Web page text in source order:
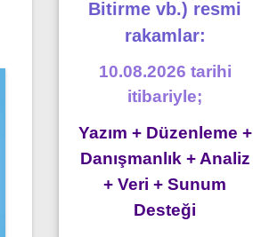
Bitirme vb.) resmi
rakamlar:
10.08.2026 tarihi
itibariyle;
Yazım + Düzenleme +
Danışmanlık + Analiz
+ Veri + Sunum
Desteği